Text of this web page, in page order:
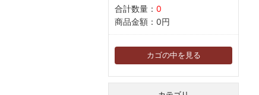
合計数量： 0
商品金額： 0円
カゴの中を見る